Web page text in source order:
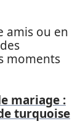
amis ou en
moments
mariage :
turquoise